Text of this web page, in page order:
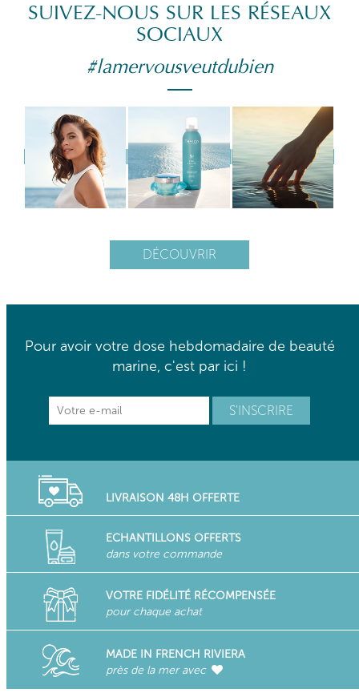
SUIVEZ-NOUS SUR LES RÉSEAUX
SOCIAUX
#lamervousveutdubien
DÉCOUVRIR
Pour avoir votre dose hebdomadaire de beauté
marine, c'est par ici !
LIVRAISON 48H OFFERTE
ECHANTILLONS OFFERTS
dans votre commande
VOTRE FIDÉLITÉ RÉCOMPENSÉE
pour chaque achat
MADE IN FRENCH RIVIERA
près de la mer avec